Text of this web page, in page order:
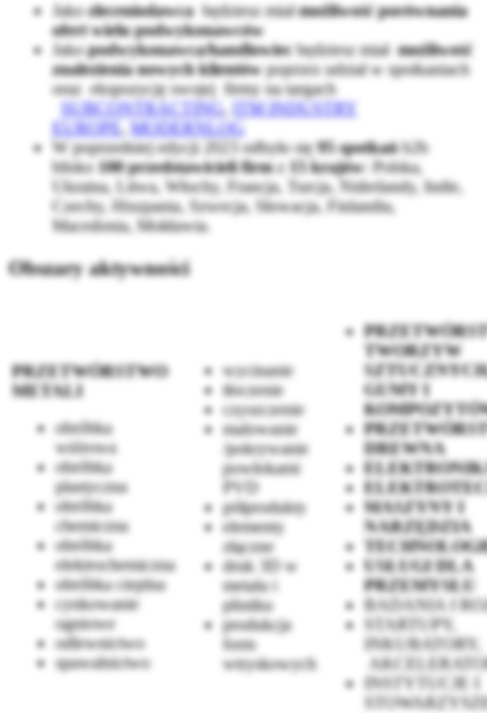
Jakozleceniodawcabędziesz miałmożliwość porównania
ofert wielu podwykonawców
Jakopodwykonawca/handlowiecbędziesz miałmożliwość
znalezienia nowych klientówpoprzez udział w spotkaniach
oraz ekspozycję swojej firmy na targach
SUBCONTRACTING,
ITM INDUSTRY
EUROPE
MODERNLOG
W poprzedniej edycji 2023 odbyło się95 spotkańb2b
blisko 100 przedstawicieli firmz 15 krajów: Polska,
Ukraina, Litwa, Włochy, Francja, Turcja, Niderlandy, Indie,
Czechy, Hiszpania, Szwecja, Słowacja, Finlandia,
Macedonia, Mołdawia.
Obszary aktywności
PRZETWÓRSTWO
METALI
obróbka
wiórowa
obróbka
plastyczna
obróbka
chemiczna
obróbka
elektrochemiczna
obróbka cieplna
cynkowanie
ogniowe
odlewnictwo
spawalnictwo
wycinanie
tłoczenie
czyszczenie
malowanie
/pokrywanie
powłokami
PVD
półprodukty
elementy
złączne
druk 3D w
metalu i
plistiku
produkcja
form
wtryskowych
TWORZYW
GUMY I
DREWNA
MASZYNY I
NARZĘDZIA
USŁUGI DLA
PRZEMYSŁU
BADANIA I
STARTUPY,
INKUBATORY,
INSTYTUCJE I